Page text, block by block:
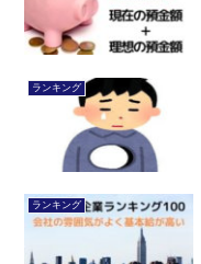
ランキング
ランキング